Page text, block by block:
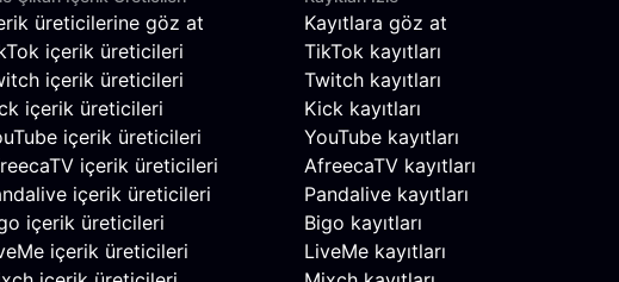
üreticilerine göz at
içerik üreticileri
içerik üreticileri
içerik üreticileri
içerik üreticileri
içerik üreticileri
içerik üreticileri
içerik üreticileri
içerik üreticileri
Kayıtlara göz at
TikTok kayıtları
Twitch kayıtları
Kick kayıtları
YouTube kayıtları
AfreecaTV kayıtları
Pandalive kayıtları
Bigo kayıtları
LiveMe kayıtları